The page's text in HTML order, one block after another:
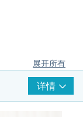
展开所有
详情